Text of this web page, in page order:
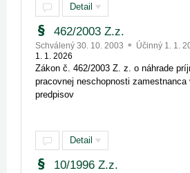
Detail
462/2003 Z.z.
Schválený 30. 10. 2003 Účinný 1. 1.
1. 1. 2026
Zákon č. 462/2003 Z. z. o náhrade
pracovnej neschopnosti
predpisov
Detail
10/1996 Z.z.